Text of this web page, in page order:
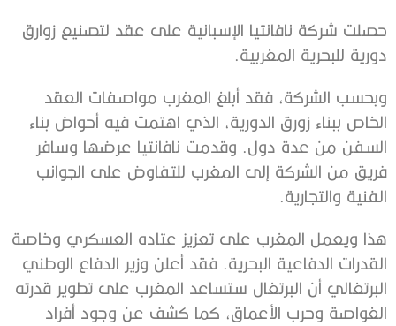
حصلت شركة نافانتيا الإسبانية على عقد لتصنيع زوارق
دورية للبحرية المغربية.
وبحسب الشركة، فقد أبلغ المغرب مواصفات العقد
الخاص ببناء زورق الدورية، الذي اهتمت فيه أحواض بناء
السفن من عدة دول. وقدمت نافانتيا عرضها وسافر
فريق من الشركة إلى المغرب للتفاوض على الجوانب
الفنية والتجارية.
هذا ويعمل المغرب على تعزيز عتاده العسكري وخاصة
القدرات الدفاعية البحرية. فقد أعلن وزير الدفاع الوطني
البرتغالي أن البرتغال ستساعد المغرب على تطوير قدرته
الغواصة وحرب الأعماق، كما كشف عن وجود أفراد